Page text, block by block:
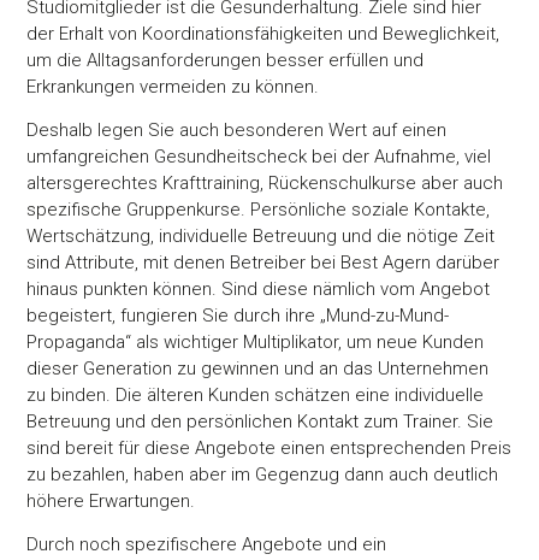
Studiomitglieder ist die Gesunderhaltung. Ziele sind hier
der Erhalt von Koordinationsfähigkeiten und Beweglichkeit,
um die Alltagsanforderungen besser erfüllen und
Erkrankungen vermeiden zu können.
Deshalb legen Sie auch besonderen Wert auf einen
umfangreichen Gesundheitscheck bei der Aufnahme, viel
altersgerechtes Krafttraining, Rückenschulkurse aber auch
spezifische Gruppenkurse. Persönliche soziale Kontakte,
Wertschätzung, individuelle Betreuung und die nötige Zeit
sind Attribute, mit denen Betreiber bei Best Agern darüber
hinaus punkten können. Sind diese nämlich vom Angebot
begeistert, fungieren Sie durch ihre „Mund-zu-Mund-
Propaganda“ als wichtiger Multiplikator, um neue Kunden
dieser Generation zu gewinnen und an das Unternehmen
zu binden. Die älteren Kunden schätzen eine individuelle
Betreuung und den persönlichen Kontakt zum Trainer. Sie
sind bereit für diese Angebote einen entsprechenden Preis
zu bezahlen, haben aber im Gegenzug dann auch deutlich
höhere Erwartungen.
Durch noch spezifischere Angebote und ein